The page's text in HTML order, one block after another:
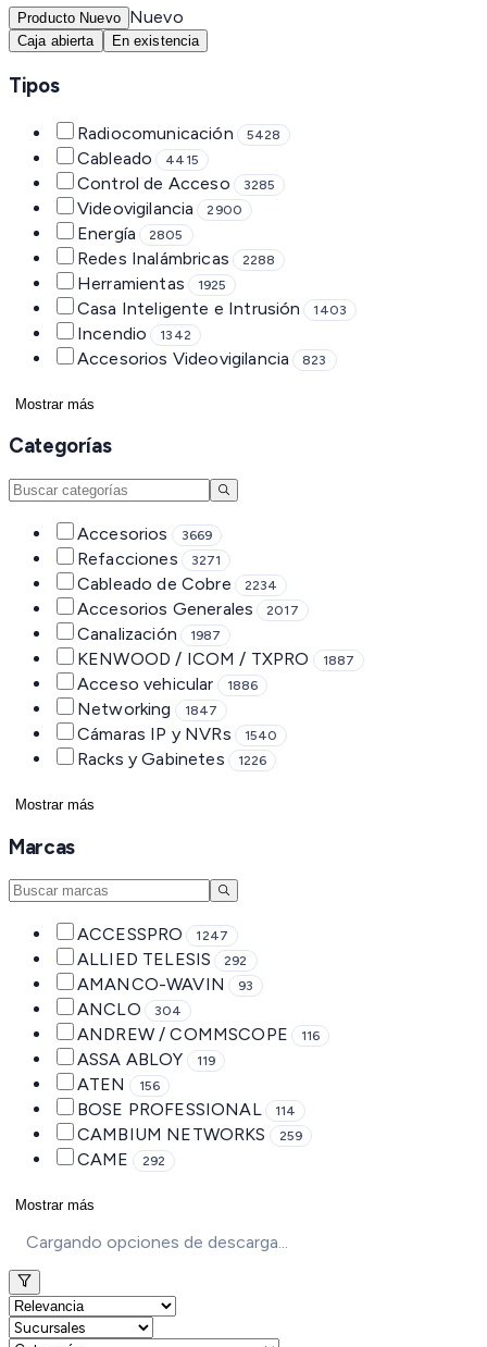
Producto Nuevo Nuevo
Caja abierta En existencia
Tipos
Radiocomunicación 5428
Cableado 4415
Control de Acceso 3285
Videovigilancia 2900
Energía 2805
Redes Inalámbricas 2288
Herramientas 1925
Casa Inteligente e Intrusión 1403
Incendio 1342
Accesorios Videovigilancia 823
Mostrar más
Categorías
Accesorios 3669
Refacciones 3271
Cableado de Cobre 2234
Accesorios Generales 2017
Canalización 1987
KENWOOD / ICOM / TXPRO 1887
Acceso vehicular 1886
Networking 1847
Cámaras IP y NVRs 1540
Racks y Gabinetes 1226
Mostrar más
Marcas
ACCESSPRO 1247
ALLIED TELESIS 292
AMANCO-WAVIN 93
ANCLO 304
ANDREW / COMMSCOPE 116
ASSA ABLOY 119
ATEN 156
BOSE PROFESSIONAL 114
CAMBIUM NETWORKS 259
CAME 292
Mostrar más
Cargando opciones de descarga...